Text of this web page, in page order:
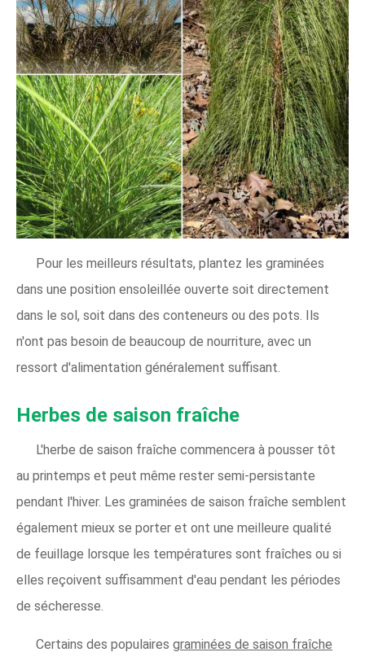
Pour les meilleurs résultats, plantez les graminées
dans une position ensoleillée ouverte soit directement
dans le sol, soit dans des conteneurs ou des pots. Ils
n'ont pas besoin de beaucoup de nourriture, avec un
ressort d'alimentation généralement suffisant.
Herbes de saison fraîche
L'herbe de saison fraîche commencera à pousser tôt
au printemps et peut même rester semi-persistante
pendant l'hiver. Les graminées de saison fraîche semblent
également mieux se porter et ont une meilleure qualité
de feuillage lorsque les températures sont fraîches ou si
elles reçoivent suffisamment d'eau pendant les périodes
de sécheresse.
Certains des populaires graminées de saison fraîche